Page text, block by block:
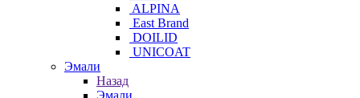
ALPINA
East Brand
DOILID
UNICOAT
Эмали
Назад
Эмали